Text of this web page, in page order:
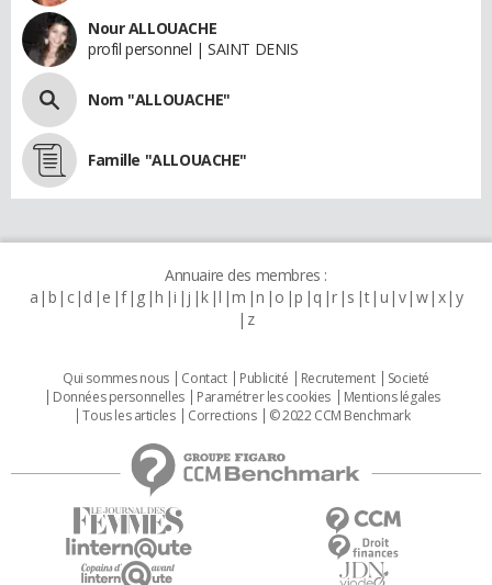
Nour ALLOUACHE
profil personnel | SAINT DENIS
Nom "ALLOUACHE"
Famille "ALLOUACHE"
Annuaire des membres :
a b c d e f g h i j k l m n o p q r s t u v w x y
z
Qui sommes nous Contact Publicité Recrutement
Societé
Données personnelles
Paramétrer les cookies
Mentions légales
Tous les articles
Corrections © 2022 CCM Benchmark